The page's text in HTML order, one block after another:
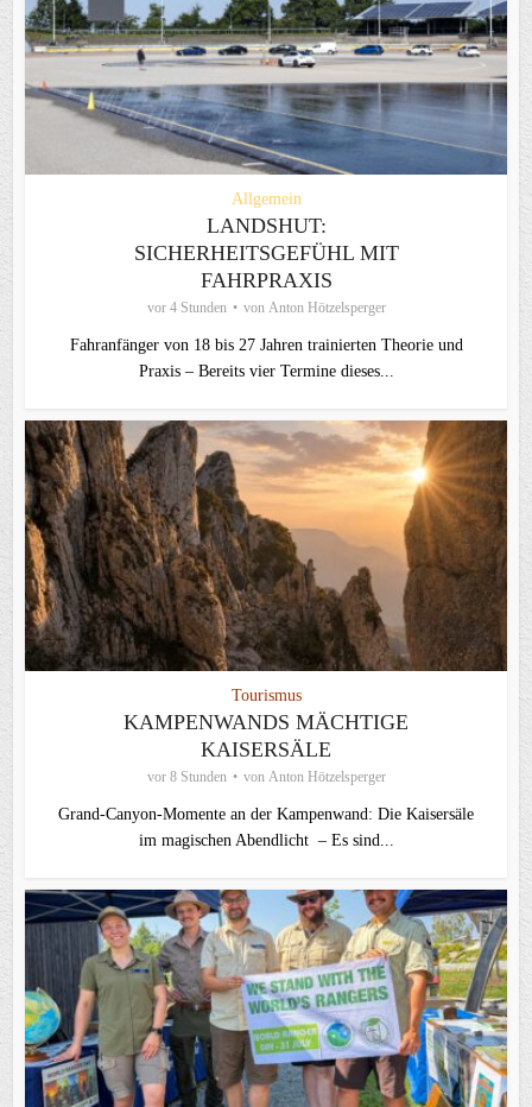
Allgemein
LANDSHUT:
SICHERHEITSGEFÜHL MIT
FAHRPRAXIS
vor 4 Stunden von Anton Hötzelsperger
Fahranfänger von 18 bis 27 Jahren trainierten Theorie und
Praxis – Bereits vier Termine dieses...
Tourismus
KAMPENWANDS MÄCHTIGE
KAISERSÄLE
vor 8 Stunden von Anton Hötzelsperger
Grand-Canyon-Momente an der Kampenwand: Die Kaisersäle
im magischen Abendlicht – Es sind...